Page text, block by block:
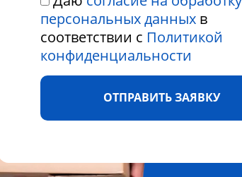
персональных данных в
соответствии с Политикой
конфиденциальности
ОТПРАВИТЬ ЗАЯВКУ